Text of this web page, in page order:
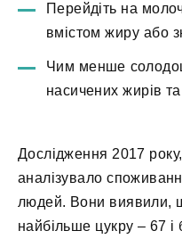
Перейдіть на
вмістом жиру або
Чим менше
насичених жирів
Дослідження 2017
аналізувало
людей. Вони виявили,
найбільше цукру – 67